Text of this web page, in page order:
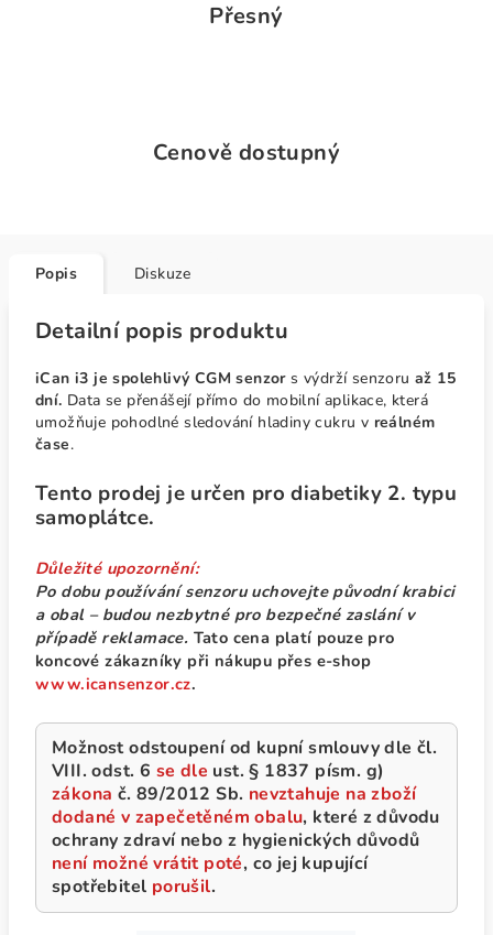
Přesný
Cenově dostupný
Popis Diskuze
Detailní popis produktu
iCan i3 je spolehlivý CGM senzors výdrží senzoruaž 15
dní. Data se přenášejí přímo do mobilní aplikace, která
umožňuje pohodlné sledování hladiny cukru v reálném
čase.
Tento prodej je určen pro diabetiky 2. typu
samoplátce.
Důležité upozornění:
Po dobu používání senzoru uchovejte původní krabici
a obal – budou nezbytné pro bezpečné zaslání v
případě reklamace. Tato cena platí pouze pro
koncové zákazníky při nákupu přes e-shop
www.icansenzor.cz.
Možnost odstoupení od kupní smlouvy dle čl.
VIII. odst. 6 se dle ust. § 1837 písm. g)
zákona č. 89/2012 Sb. nevztahuje na zboží
dodané v zapečetěném obalu, které z důvodu
ochrany zdraví nebo z hygienických důvodů
není možné vrátit poté, co jej kupující
spotřebitel porušil.